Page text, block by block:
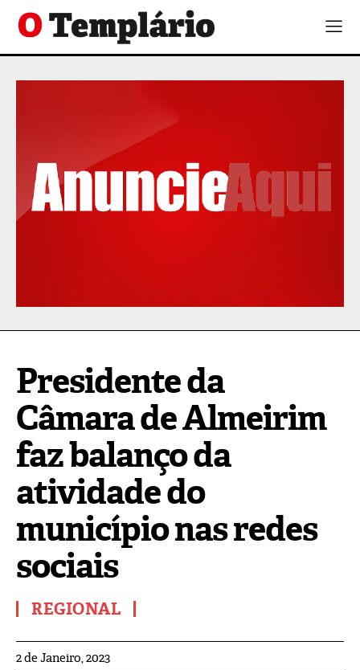
Presidente da
Câmara de Almeirim
faz balanço da
atividade do
município nas redes
sociais
REGIONAL
2 de Janeiro, 2023